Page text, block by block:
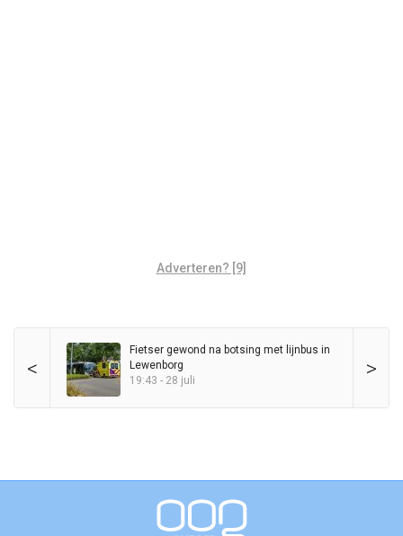
Adverteren? [9]
< >
Fietser gewond na botsing met lijnbus in
Lewenborg
19:43 - 28 juli